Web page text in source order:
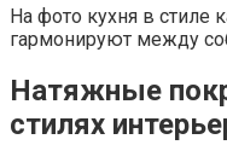
На фото кухня в стиле
гармонируют между
Натяжные
стилях